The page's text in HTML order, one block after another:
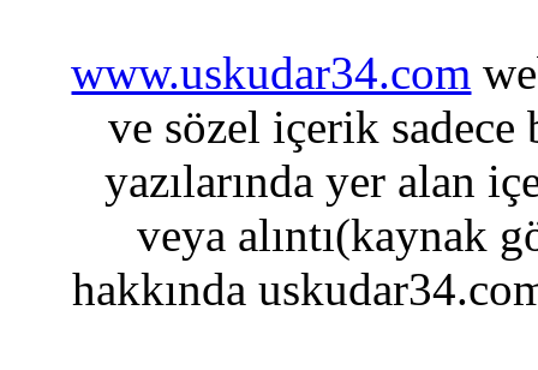
www.uskudar34.com
ve sözel içerik sadece
yazılarında yer alan
veya alıntı(kaynak
hakkında